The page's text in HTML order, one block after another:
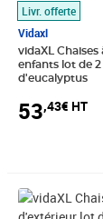
Livr. offerte
Vidaxl
vidaXL
enfants lot de 2
d'eucalyptus
53,43€ HT
Prix 290,90€